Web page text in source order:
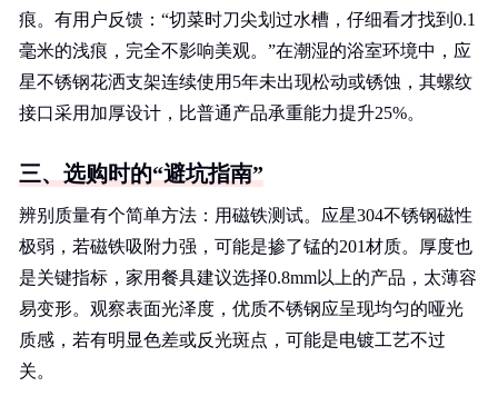
痕。有用户反馈：“切菜时刀尖划过水槽，仔细看才找到0.1
毫米的浅痕，完全不影响美观。”在潮湿的浴室环境中，应
星不锈钢花洒支架连续使用5年未出现松动或锈蚀，其螺纹
接口采用加厚设计，比普通产品承重能力提升25%。
三、选购时的“避坑指南”
辨别质量有个简单方法：用磁铁测试。应星304不锈钢磁性
极弱，若磁铁吸附力强，可能是掺了锰的201材质。厚度也
是关键指标，家用餐具建议选择0.8mm以上的产品，太薄容
易变形。观察表面光泽度，优质不锈钢应呈现均匀的哑光
质感，若有明显色差或反光斑点，可能是电镀工艺不过
关。